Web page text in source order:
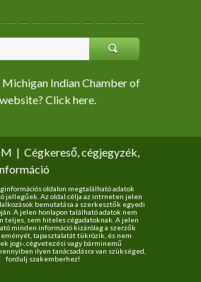
Indian Chamber of
Click here.
| Cégkereső, cégjegyzék,
oldalon megtalálható adatok
jellegűek. Az oldal célja az intrneten jelen
bemutatása a szerkesztők egyedi
A jelen honlapon található adatok nem
sem hiteles cégadatoknak. A jelen
minden információ kizárólag a szerzők
tapasztalatát tükrözik, és nem
jogi-, cégvetezési vagy bárminemű
ilyen tanácsadásra van szükséged,
fordulj szakemberhez!